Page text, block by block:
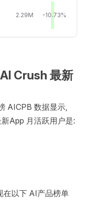
2.29M -10.73%
Crush 最新
AICPB 数据显示,
App 月活跃用户是:
在以下 AI产品榜单